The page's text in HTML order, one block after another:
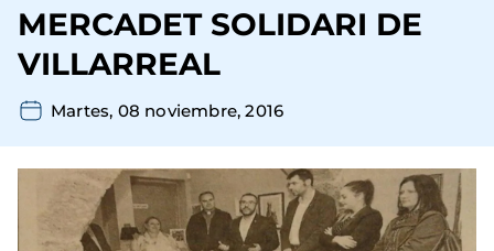
navegación
MERCADET SOLIDARI DE
VILLARREAL
Martes, 08 noviembre, 2016